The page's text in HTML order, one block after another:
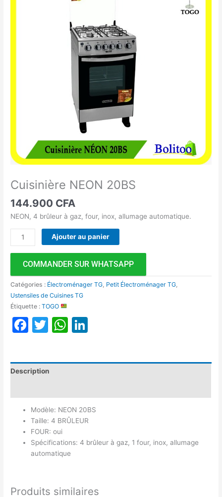
Cuisinière NEON 20BS
144.900 CFA
NEON, 4 brûleur à gaz, four, inox, allumage automatique.
Ajouter au panier
COMMANDER SUR WHATSAPP
Catégories : Électroménager TG Petit Électroménager TG
Ustensiles de Cuisines TG
Étiquette :TOGO
Facebook
TwitterWhatsApp
Description
Modèle: NEON 20BS
Taille: 4 BRÛLEUR
FOUR: oui
Spécifications: 4 brûleur à gaz, 1 four, inox, allumage
automatique
Produits similaires